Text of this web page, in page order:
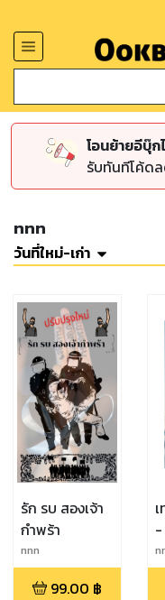
โอนย้ายอีบุ๊
รับทันทีโค้ด
nnn
วันที่ใหม่-เก่า
รัก รบ สองเจ้า
กำพร้า
nnn
99.00 ฿
-